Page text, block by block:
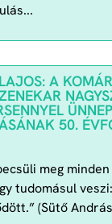
A
50.
meg
tudomásul
(Sütő